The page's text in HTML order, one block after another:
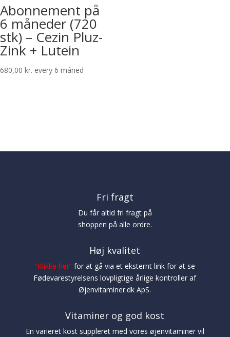
Abonnement på
6 måneder (720
stk) – Cezin Pluz-
Zink + Lutein
680,00 kr. every 6 måned
Fri fragt
Du får altid fri fragt på
shoppen på alle ordre.
Høj kvalitet
“Klikke her”for at gå via et eksternt link for at se
Fødevarestyrelsens lovpligtige årlige kontroller af
Øjenvitaminer.dk ApS.
Vitaminer og god kost
En varieret kost suppleret med vores øjenvitaminer vil